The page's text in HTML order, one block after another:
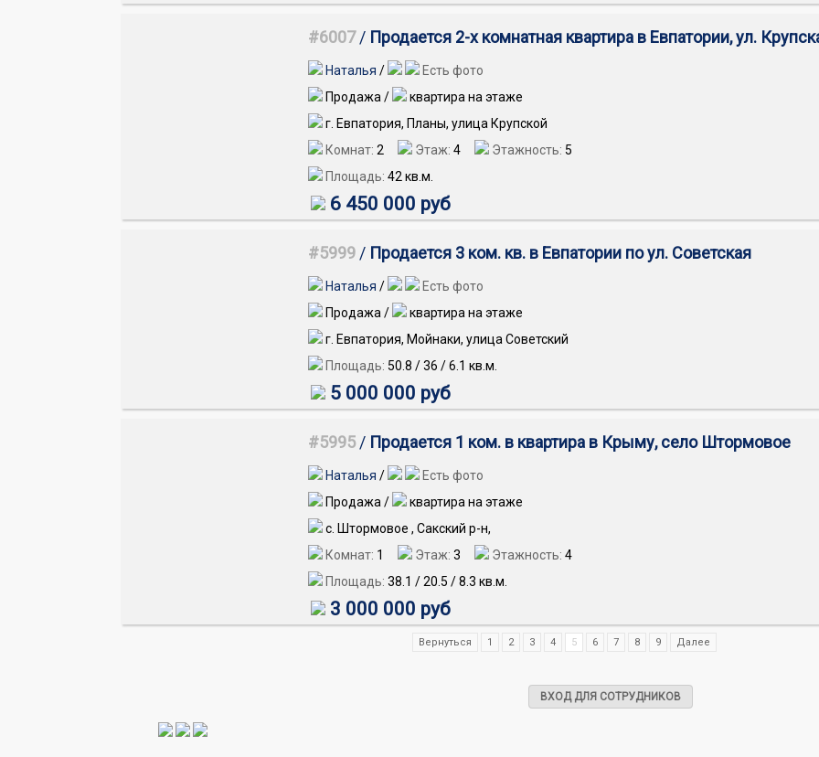
#6007/ Продается 2-х комнатная квартира в Евпатории, ул.
Наталья /
Есть фото
Продажа /
квартира на этаже
г. Евпатория, Планы, улица Крупской
Комнат: 2 Этаж: 4 Этажность: 5
Площадь: 42 кв.м.
6 450 000 руб
#5999 / Продается 3 ком. кв. в Евпатории по ул. Советская
Наталья /
Есть фото
Продажа /
квартира на этаже
г. Евпатория, Мойнаки, улица Советский
Площадь: 50.8 /36 /6.1 кв.м.
5 000 000 руб
#5995 / Продается 1 ком. в квартира в Крыму, село Штормовое
Наталья /
Есть фото
Продажа /
квартира на этаже
с. Штормовое , Сакский р-н,
Комнат: 1 Этаж: 3 Этажность: 4
Площадь: 38.1 /20.5 /8.3 кв.м.
3 000 000 руб
Вернуться 1 2 3 4 5 6 7 8 9 Далее
ВХОД ДЛЯ СОТРУДНИКОВ